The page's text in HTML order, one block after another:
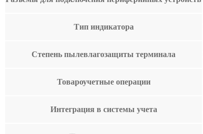
Тип индикатора
Степень пылевлагозащиты терминала
Товароучетные операции
Интеграция в системы учета